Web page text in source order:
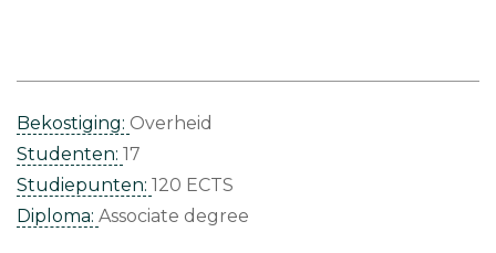
Bekostiging: Overheid
Studenten: 17
Studiepunten: 120 ECTS
Diploma: Associate degree